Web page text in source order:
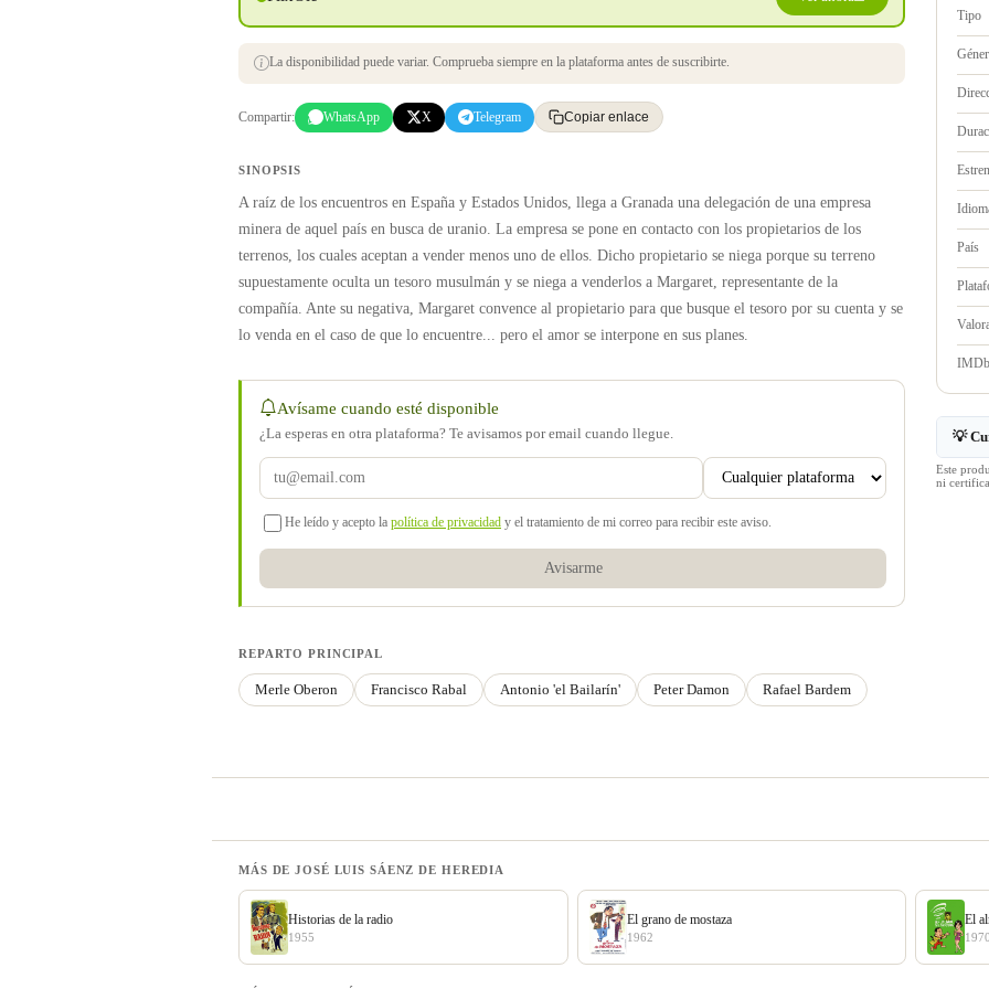
La disponibilidad puede variar. Comprueba siempre en la plataforma antes de suscribirte.
Compartir: WhatsApp X Telegram Copiar enlace
SINOPSIS
A raíz de los encuentros en España y Estados Unidos, llega a Granada una delegación de una empresa
minera de aquel país en busca de uranio. La empresa se pone en contacto con los propietarios de los
terrenos, los cuales aceptan a vender menos uno de ellos. Dicho propietario se niega porque su terreno
supuestamente oculta un tesoro musulmán y se niega a venderlos a Margaret, representante de la
compañía. Ante su negativa, Margaret convence al propietario para que busque el tesoro por su cuenta y se
lo venda en el caso de que lo encuentre... pero el amor se interpone en sus planes.
Avísame cuando esté disponible
¿La esperas en otra plataforma? Te avisamos por email cuando llegue.
He leído y acepto la política de privacidad y el tratamiento de mi correo para recibir este aviso.
Avisarme
REPARTO PRINCIPAL
Merle Oberon Francisco Rabal Antonio 'el Bailarín' Peter Damon Rafael Bardem
Tipo
País
IMDb
💡
Este
ni
MÁS DE JOSÉ LUIS SÁENZ DE HEREDIA
Historias de la radio
1955
El grano de mostaza
1962
El
1970